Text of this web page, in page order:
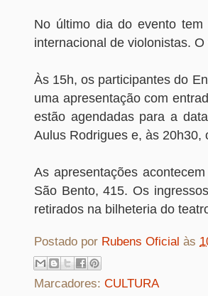
No último dia do evento
internacional de violonistas.
Às 15h, os participantes do
uma apresentação com
estão agendadas para a
Aulus Rodrigues e, às 20h30,
As apresentações
São Bento, 415. Os
retirados na bilheteria do
Postado por Rubens Oficial às
Marcadores: CULTURA